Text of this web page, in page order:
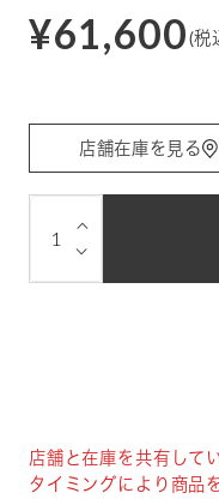
¥61,600 (税
店舗在庫を見る
⌵
⌵
店舗と在庫を共有して
タイミングにより商品